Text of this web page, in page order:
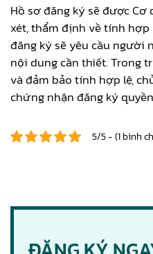
Hồ sơ đăng ký sẽ được
xét, thẩm định về tính hợp
đăng ký sẽ yêu cầu người
nội dung cần thiết. Trong
và đảm bảo tính hợp lệ,
chứng nhận đăng ký
5/5 - (1 bình